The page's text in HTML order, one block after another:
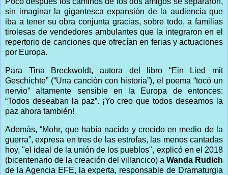
sin imaginar la gigantesca expansión de la audiencia que
iba a tener su obra conjunta gracias, sobre todo, a familias
tirolesas de vendedores ambulantes que la integraron en el
repertorio de canciones que ofrecían en ferias y actuaciones
por Europa.
Para Tina Breckwoldt, autora del libro “Ein Lied mit
Geschichte” (“Una canción con historia”), el poema “tocó un
nervio” altamente sensible en la Europa de entonces:
“Todos deseaban la paz”. ¡Yo creo que todos deseamos la
paz ahora también!
Además, “Mohr, que había nacido y crecido en medio de la
guerra”, expresa en tres de las estrofas, las menos cantadas
hoy, "el ideal de la unión de los pueblos", explicó en el 2018
(bicentenario de la creación del villancico) a Wanda Rudich
de la Agencia EFE, la experta, responsable de Dramaturgia